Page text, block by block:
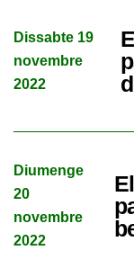
Dissabte 19
novembre
2022
Diumenge
20
novembre
2022